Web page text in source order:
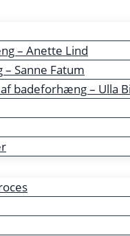
– Anette Lind
Sanne Fatum
badeforhæng – Ulla